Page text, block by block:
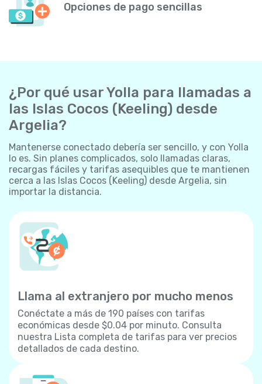
Opciones de pago sencillas
¿Por qué usar Yolla para llamadas a
las Islas Cocos (Keeling) desde
Argelia?
Mantenerse conectado debería ser sencillo, y con Yolla
lo es. Sin planes complicados, solo llamadas claras,
recargas fáciles y tarifas asequibles que te mantienen
cerca a las Islas Cocos (Keeling) desde Argelia, sin
importar la distancia.
Llama al extranjero por mucho menos
Conéctate a más de 190 países con tarifas
económicas desde $0.04 por minuto. Consulta
nuestra Lista completa de tarifas para ver precios
detallados de cada destino.